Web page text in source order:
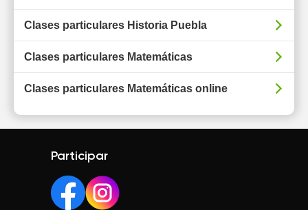
Clases particulares Historia Puebla
Clases particulares Matemáticas
Clases particulares Matemáticas online
Participar